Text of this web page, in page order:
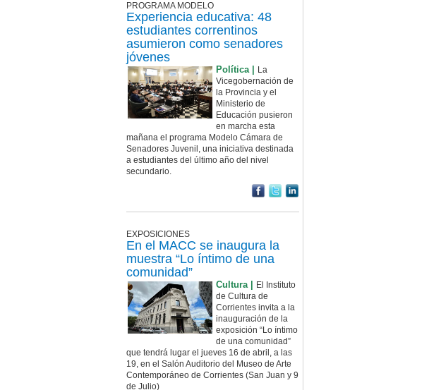
PROGRAMA MODELO
Experiencia educativa: 48
estudiantes correntinos
asumieron como senadores
jóvenes
Política |
La
Vicegobernación de
la Provincia y el
Ministerio de
Educación pusieron
en marcha esta
mañana el programa Modelo Cámara de
Senadores Juvenil, una iniciativa destinada
a estudiantes del último año del nivel
secundario.
EXPOSICIONES
En el MACC se inaugura la
muestra “Lo íntimo de una
comunidad”
Cultura |
El Instituto
de Cultura de
Corrientes invita a la
inauguración de la
exposición “Lo íntimo
de una comunidad”
que tendrá lugar el jueves 16 de abril, a las
19, en el Salón Auditorio del Museo de Arte
Contemporáneo de Corrientes (San Juan y 9
de Julio)